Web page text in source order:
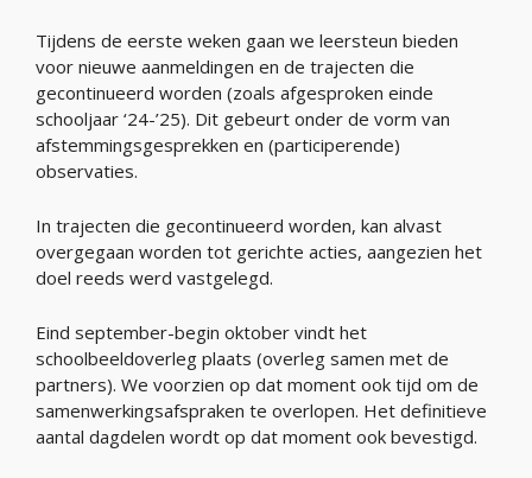
Tijdens de eerste weken gaan we leersteun bieden
voor nieuwe aanmeldingen en de trajecten die
gecontinueerd worden (zoals afgesproken einde
schooljaar ‘24-’25). Dit gebeurt onder de vorm van
afstemmingsgesprekken en (participerende)
observaties.
In trajecten die gecontinueerd worden, kan alvast
overgegaan worden tot gerichte acties, aangezien het
doel reeds werd vastgelegd.
Eind september-begin oktober vindt het
schoolbeeldoverleg plaats (overleg samen met de
partners). We voorzien op dat moment ook tijd om de
samenwerkingsafspraken te overlopen. Het definitieve
aantal dagdelen wordt op dat moment ook bevestigd.